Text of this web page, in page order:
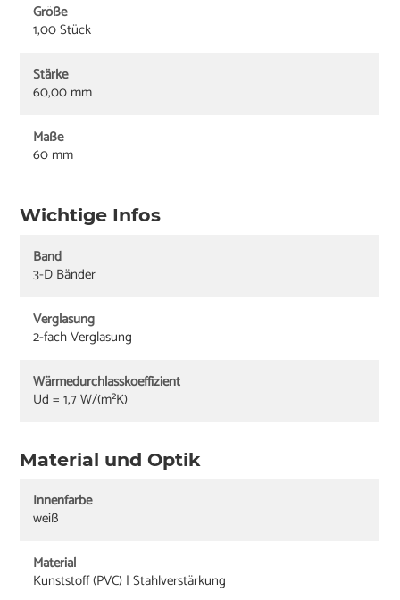
Größe
1,00 Stück
Stärke
60,00 mm
Maße
60 mm
Wichtige Infos
Band
3-D Bänder
Verglasung
2-fach Verglasung
Wärmedurchlasskoeffizient
Ud = 1,7 W/(m²K)
Material und Optik
Innenfarbe
weiß
Material
Kunststoff (PVC) | Stahlverstärkung